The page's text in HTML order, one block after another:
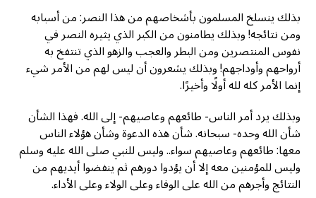
بذلك ينسلخ المسلمون بأشخاصهم من هذا النصر: من أسبابه
ومن نتائجه! وبذلك يطامنون من الكبر الذي يثيره النصر في
نفوس المنتصرين ومن البطر والعجب والزهو الذي تنتفخ به
أرواحهم وأوداجهم! وبذلك يشعرون أن ليس لهم من الأمر شيء
إنما الأمر كله لله أولًا وأخيرًا.
وبذلك يرد أمر الناس- طائعهم وعاصيهم- إلى الله. فهذا الشأن
شأن الله وحده- سبحانه. شأن هذه الدعوة وشأن هؤلاء الناس
معها: طائعهم وعاصيهم سواء.. وليس للنبي صلى الله عليه وسلم
وليس للمؤمنين معه إلا أن يؤدوا دورهم ثم ينفضوا أيديهم من
النتائج وأجرهم من الله على الوفاء وعلى الولاء وعلى الأداء.